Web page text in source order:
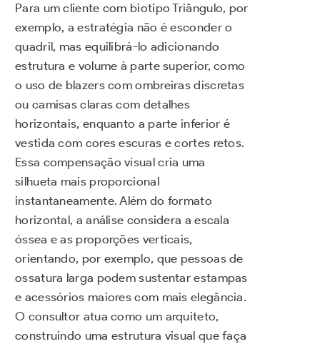
Para um cliente com biotipo Triângulo, por
exemplo, a estratégia não é esconder o
quadril, mas equilibrá-lo adicionando
estrutura e volume à parte superior, como
o uso de blazers com ombreiras discretas
ou camisas claras com detalhes
horizontais, enquanto a parte inferior é
vestida com cores escuras e cortes retos.
Essa compensação visual cria uma
silhueta mais proporcional
instantaneamente. Além do formato
horizontal, a análise considera a escala
óssea e as proporções verticais,
orientando, por exemplo, que pessoas de
ossatura larga podem sustentar estampas
e acessórios maiores com mais elegância.
O consultor atua como um arquiteto,
construindo uma estrutura visual que faça